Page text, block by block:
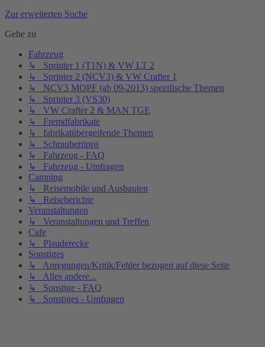
Zur erweiterten Suche
Gehe zu
Fahrzeug
↳ Sprinter 1 (T1N) & VW LT 2
↳ Sprinter 2 (NCV3) & VW Crafter 1
↳ NCV3 MOPF (ab 09-2013) spezifische Themen
↳ Sprinter 3 (VS30)
↳ VW Crafter 2 & MAN TGE
↳ Fremdfabrikate
↳ fabrikatübergeifende Themen
↳ Schraubertipps
↳ Fahrzeug - FAQ
↳ Fahrzeug - Umfragen
Camping
↳ Reisemobile und Ausbauten
↳ Reiseberichte
Veranstaltungen
↳ Veranstaltungen und Treffen
Cafe
↳ Plauderecke
Sonstiges
↳ Anregungen/Kritik/Fehler bezogen auf diese Seite
↳ Alles andere...
↳ Sonstige - FAQ
↳ Sonstiges - Umfragen